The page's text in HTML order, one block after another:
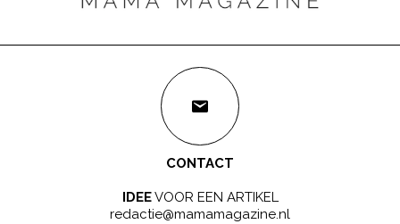
CONTACT
IDEEVOOR EEN ARTIKEL
redactie@mamamagazine.nl